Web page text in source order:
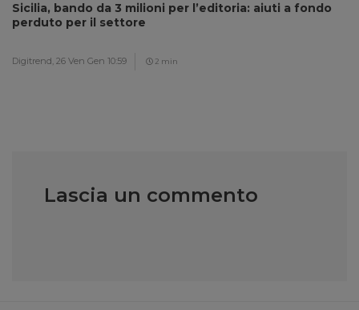
Sicilia, bando da 3 milioni per l’editoria: aiuti a fondo
perduto per il settore
Digitrend, 26 Ven Gen 10:59 2 min
Lascia un commento